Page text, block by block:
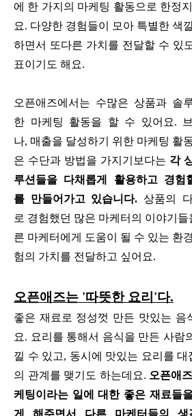
에 한 가지의 마케팅 활동으로 한정
요. 다양한 경험들이 모아 특별한 색
하면서 또다른 가치를 전달할 수 있
표이기도 해요.
오픈애즈에서는 수많은 상품과 솔
한 마케팅 활동을 할 수 있어요.
나, 매출을 달성하기 위한 마케팅 활
은 수단과 방법을 가지기보다는 각
루션들을 다채롭게 활용하고 경
를 만들어가고 있습니다. 상품의
로 경험했던 많은 마케터의 이야기
른 마케터에게 도움이 될 수 있는 환
험의 가치를 전달하고 싶어요.
오픈애즈는 '따뜻한 요리'다.
좋은 재료로 정성껏 만든 맛있는 음
요. 요리를 통해서 음식을 만든 사람
낄 수 있고, 동시에 맛있는 요리를
의 관계를 맺기도 하는데요. 오픈애
케팅이라는 일에 대한 좋은 재료들